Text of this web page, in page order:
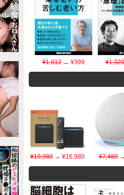
¥1,012→ ¥399 ¥1,320
¥19,980 → ¥16,980 ¥7,480→